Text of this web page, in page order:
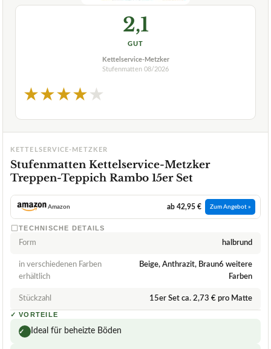
2,1
GUT
Kettelservice-Metzker
Stufenmatten 08/2026
★★★★★
KETTELSERVICE-METZKER
Stufenmatten Kettelservice-Metzker
Treppen-Teppich Rambo 15er Set
Amazon ab 42,95 € Zum Angebot »
TECHNISCHE DETAILS
Form halbrund
in verschiedenen Farben
erhältlich
Beige, Anthrazit, Braun6 weitere
Farben
Stückzahl 15er Set ca. 2,73 € pro Matte
✓ VORTEILE
✓ Ideal für beheizte Böden